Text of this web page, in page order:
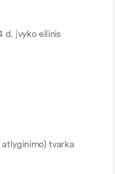
d. įvyko eilinis
tvarka